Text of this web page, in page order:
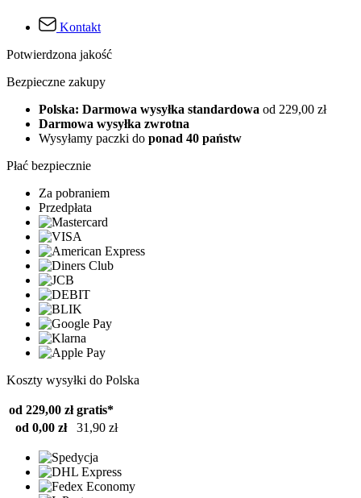
Kontakt
Potwierdzona jakość
Bezpieczne zakupy
Polska: Darmowa wysyłka standardowa od 229,00 zł
Darmowa wysyłka zwrotna
Wysyłamy paczki do ponad 40 państw
Płać bezpiecznie
Za pobraniem
Przedpłata
Koszty wysyłki do Polska
od 229,00 zł gratis*
od 0,00 zł
31,90 zł